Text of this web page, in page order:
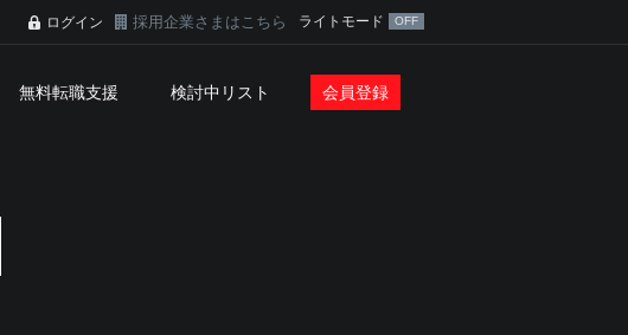
ログイン 採用企業さまはこちら ライトモード
無料転職支援 検討中リスト 会員登録